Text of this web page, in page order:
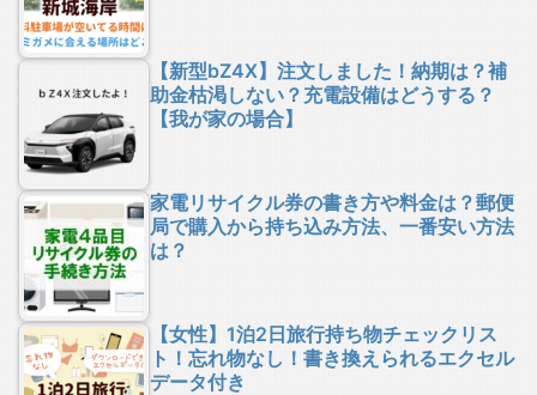
【新型bZ4X】注文しました！納期は？補
助金枯渇しない？充電設備はどうする？
【我が家の場合】
家電リサイクル券の書き方や料金は？郵便
局で購入から持ち込み方法、一番安い方法
は？
【女性】1泊2日旅行持ち物チェックリス
ト！忘れ物なし！書き換えられるエクセル
データ付き